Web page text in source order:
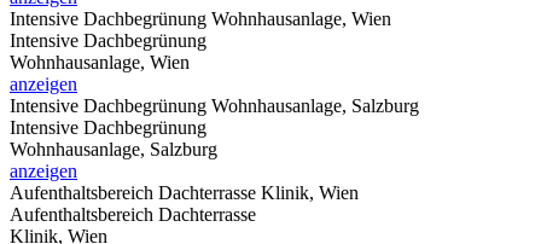
Intensive Dachbegrünung Wohnhausanlage, Wien
Intensive Dachbegrünung
Wohnhausanlage, Wien
anzeigen
Intensive Dachbegrünung Wohnhausanlage, Salzburg
Intensive Dachbegrünung
Wohnhausanlage, Salzburg
anzeigen
Aufenthaltsbereich Dachterrasse Klinik, Wien
Aufenthaltsbereich Dachterrasse
Klinik, Wien